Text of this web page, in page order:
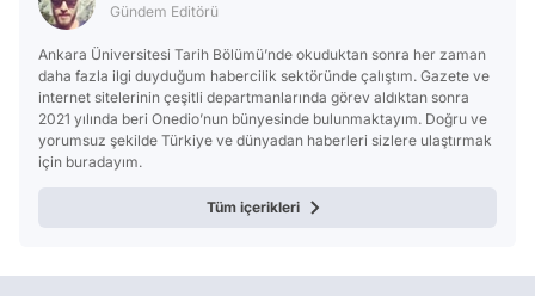
Gündem Editörü
Ankara Üniversitesi Tarih Bölümü’nde okuduktan sonra her zaman
daha fazla ilgi duyduğum habercilik sektöründe çalıştım. Gazete ve
internet sitelerinin çeşitli departmanlarında görev aldıktan sonra
2021 yılında beri Onedio’nun bünyesinde bulunmaktayım. Doğru ve
yorumsuz şekilde Türkiye ve dünyadan haberleri sizlere ulaştırmak
için buradayım.
Tüm içerikleri